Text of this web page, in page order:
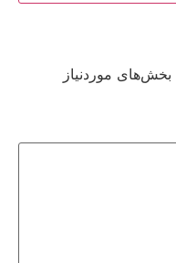
بخش‌های موردنیاز